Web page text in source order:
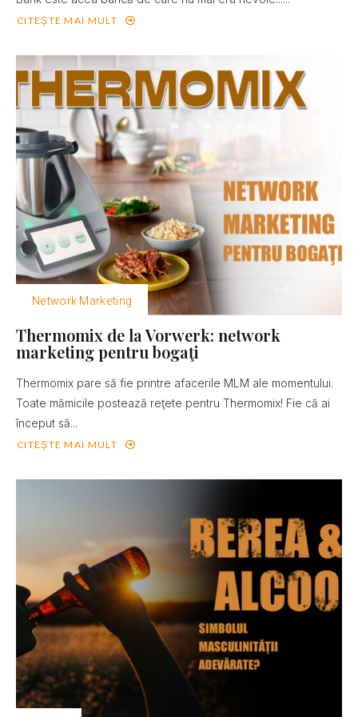
CITEȘTE MAI MULT
Network Marketing
Thermomix de la Vorwerk: network
marketing pentru bogaţi
Thermomix pare să fie printre afacerile MLM ale momentului.
Toate mămicile postează reţete pentru Thermomix! Fie că ai
început să...
CITEȘTE MAI MULT